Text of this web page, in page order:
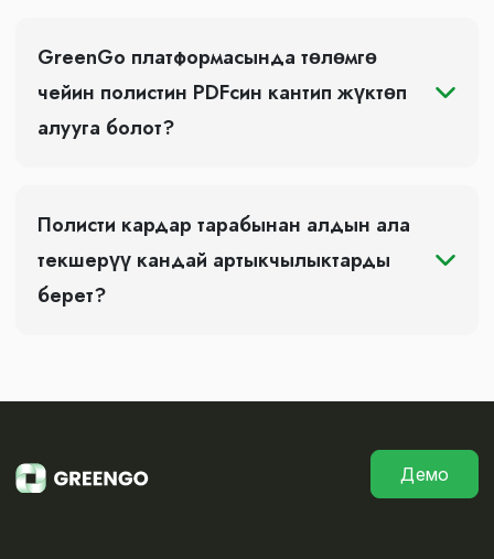
GreenGo платформасында төлөмгө
чейин полистин PDFсин кантип жүктөп
алууга болот?
Полисти кардар тарабынан алдын ала
текшерүү кандай артыкчылыктарды
берет?
Демо